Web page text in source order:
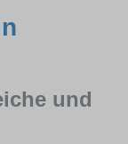
und